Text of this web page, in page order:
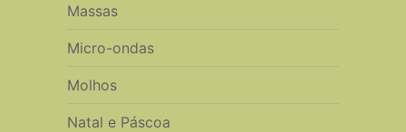
Massas
Micro-ondas
Molhos
Natal e Páscoa